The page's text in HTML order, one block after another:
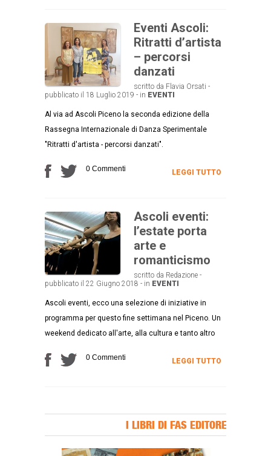
Eventi Ascoli:
Ritratti d’artista
– percorsi
danzati
scritto da Flavia Orsati -
pubblicato il 18 Luglio 2019 - in EVENTI
Al via ad Ascoli Piceno la seconda edizione della
Rassegna Internazionale di Danza Sperimentale
"Ritratti d'artista - percorsi danzati".
0 Commenti LEGGI TUTTO
Ascoli eventi:
l’estate porta
arte e
romanticismo
scritto da Redazione -
pubblicato il 22 Giugno 2018 - in EVENTI
Ascoli eventi, ecco una selezione di iniziative in
programma per questo fine settimana nel Piceno. Un
weekend dedicato all'arte, alla cultura e tanto altro
0 Commenti LEGGI TUTTO
I LIBRI DI FAS EDITORE